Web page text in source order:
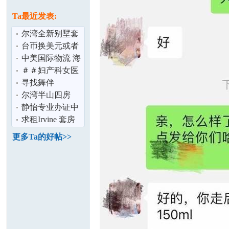
Ta最近发表:
尔湾全新别墅套
房出租
台币换美元或者
人民币,有人需要
台币吗 长期
中美国际物流 海
运 空运 卡车 清
关
＃＃妇产科女医
生＃＃ Dr Mehta
尔湾 全球
寻找舞伴
尔湾半山四房
House最新照片,
完美舒适打造精
静怡专业办证中
心
求租Irvine 套房
或House
更多Ta的好帖>>